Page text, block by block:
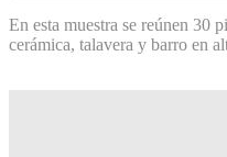
En esta muestra se reúnen 30
cerámica, talavera y barro en